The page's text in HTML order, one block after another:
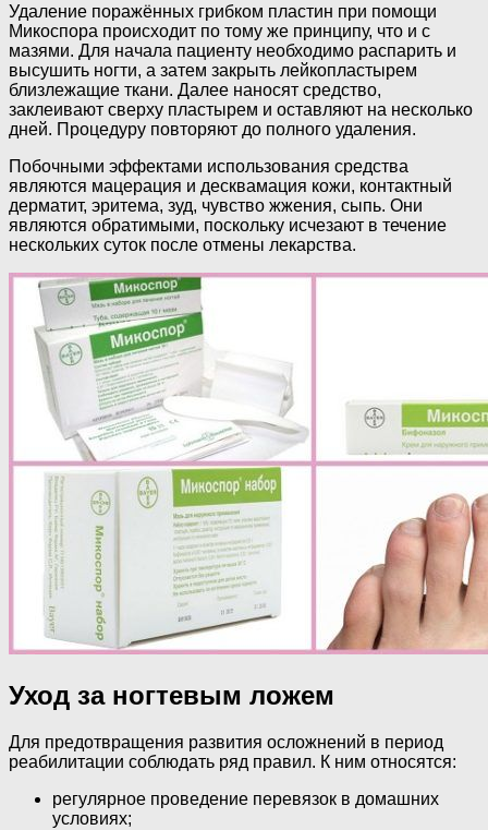
Удаление поражённых грибком пластин при помощи
Микоспора происходит по тому же принципу, что и с
мазями. Для начала пациенту необходимо распарить и
высушить ногти, а затем закрыть лейкопластырем
близлежащие ткани. Далее наносят средство,
заклеивают сверху пластырем и оставляют на несколько
дней. Процедуру повторяют до полного удаления.
Побочными эффектами использования средства
являются мацерация и десквамация кожи, контактный
дерматит, эритема, зуд, чувство жжения, сыпь. Они
являются обратимыми, поскольку исчезают в течение
нескольких суток после отмены лекарства.
Уход за ногтевым ложем
Для предотвращения развития осложнений в период
реабилитации соблюдать ряд правил. К ним относятся:
регулярное проведение перевязок в домашних
условиях;